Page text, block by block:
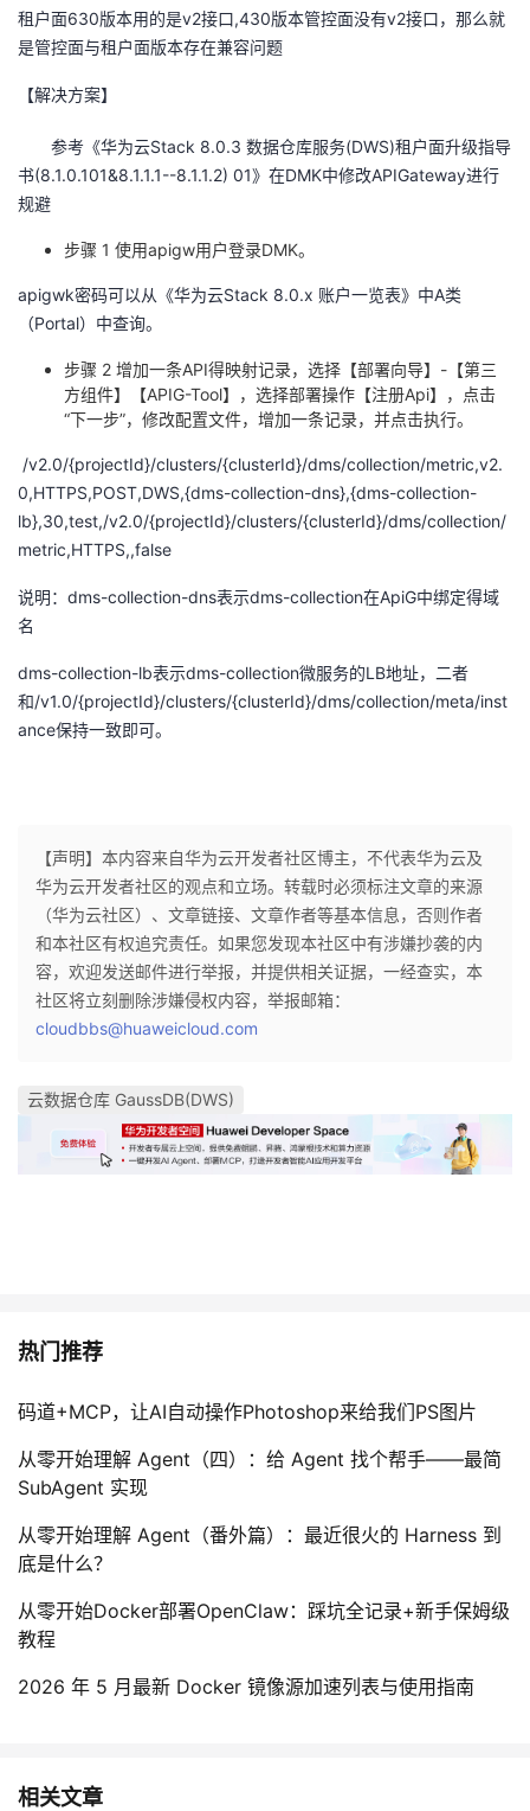
的
程
我
认
的
验
我
收
技
支
的
声
租户面630版本用的是v2接口,430版本管控面没有v2接口，那么就
是管控面与租户面版本存在兼容问题
【解决方案】
参考《华为云Stack 8.0.3 数据仓库服务(DWS)租户面升级指导
书(8.1.0.101&8.1.1.1--8.1.1.2) 01》在DMK中修改APIGateway进行
规避
步骤 1 使用apigw用户登录DMK。
apigwk密码可以从《华为云Stack 8.0.x 账户一览表》中A类
（Portal）中查询。
步骤 2 增加一条API得映射记录，选择【部署向导】 - 【第三
方组件】【APIG-Tool】，选择部署操作【注册Api】，点击
“下一步”，修改配置文件，增加一条记录，并点击执行。
/v2.0/{projectId}/clusters/{clusterId}/dms/collection/metric,v2.
0,HTTPS,POST,DWS,{dms-collection-dns},{dms-collection-
lb},30,test,/v2.0/{projectId}/clusters/{clusterId}/dms/collection/
metric,HTTPS,,false
说明：dms-collection-dns表示dms-collection在ApiG中绑定得域
名
dms-collection-lb表示dms-collection微服务的LB地址，二者
和/v1.0/{projectId}/clusters/{clusterId}/dms/collection/meta/inst
ance保持一致即可。
【声明】本内容来自华为云开发者社区博主，不代表华为云及
华为云开发者社区的观点和立场。转载时必须标注文章的来源
（华为云社区）、文章链接、文章作者等基本信息，否则作者
和本社区有权追究责任。如果您发现本社区中有涉嫌抄袭的内
容，欢迎发送邮件进行举报，并提供相关证据，一经查实，本
社区将立刻删除涉嫌侵权内容，举报邮箱：
cloudbbs@huaweicloud.com
云数据仓库 GaussDB(DWS)
热门推荐
码道+MCP，让AI自动操作Photoshop来给我们PS图片
从零开始理解 Agent（四）：给 Agent 找个帮手——最简
SubAgent 实现
从零开始理解 Agent（番外篇）：最近很火的 Harness 到
底是什么？
从零开始Docker部署OpenClaw：踩坑全记录+新手保姆级
教程
2026 年 5 月最新 Docker 镜像源加速列表与使用指南
相关文章